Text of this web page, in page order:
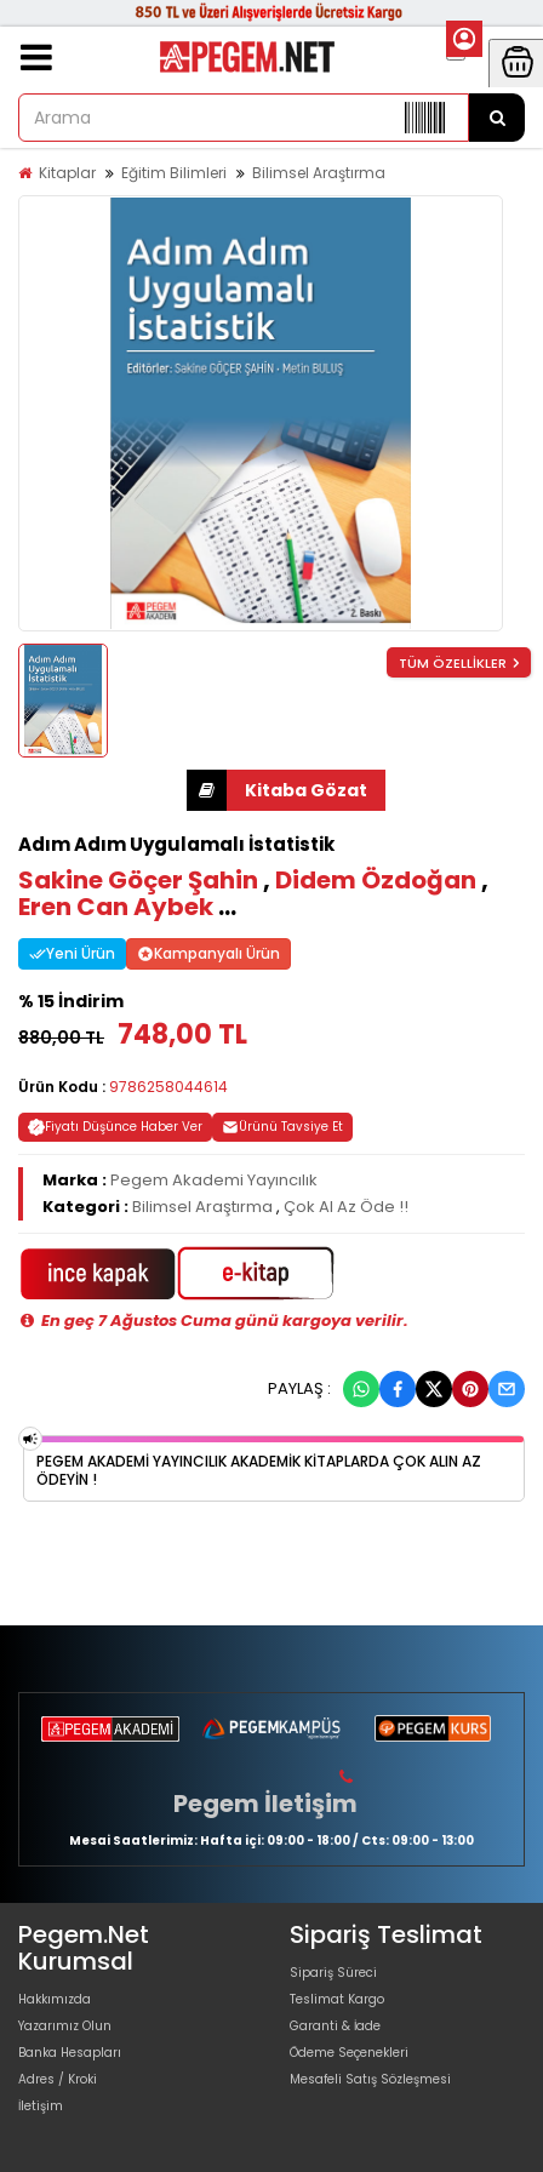
Kitaplar Eğitim Bilimleri Bilimsel Araştırma
TÜM ÖZELLİKLER
Adım Adım Uygulamalı İstatistik
Sakine Göçer Şahin , Didem Özdoğan ,
Eren Can Aybek...
Yeni Ürün Kampanyalı Ürün
% 15 İndirim
880,00 TL 748,00 TL
Ürün Kodu : 9786258044614
Fiyatı Düşünce Haber Ver Ürünü Tavsiye Et
Marka :Pegem Akademi Yayıncılık
Kategori :Bilimsel Araştırma , Çok Al Az Öde !!
En geç 7 Ağustos Cuma günü kargoya verilir.
PAYLAŞ :
PEGEM AKADEMI YAYINCILIK AKADEMIK KITAPLARDA ÇOK ALIN AZ
ÖDEYIN !
Pegem İletişim
Mesai Saatlerimiz: Hafta içi: 09:00 - 18:00 / Cts: 09:00 - 13:00
Pegem.Net
Kurumsal
Hakkımızda
Yazarımız Olun
Banka Hesapları
Adres / Kroki
İletişim
Sipariş Teslimat
Sipariş Süreci
Teslimat Kargo
Garanti & İade
Ödeme Seçenekleri
Mesafeli Satış Sözleşmesi